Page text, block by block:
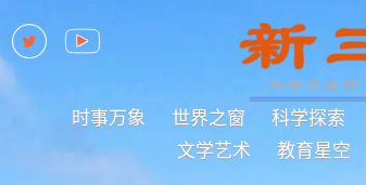
时事万象 世界之窗 科学探索
文学艺术
教育星空